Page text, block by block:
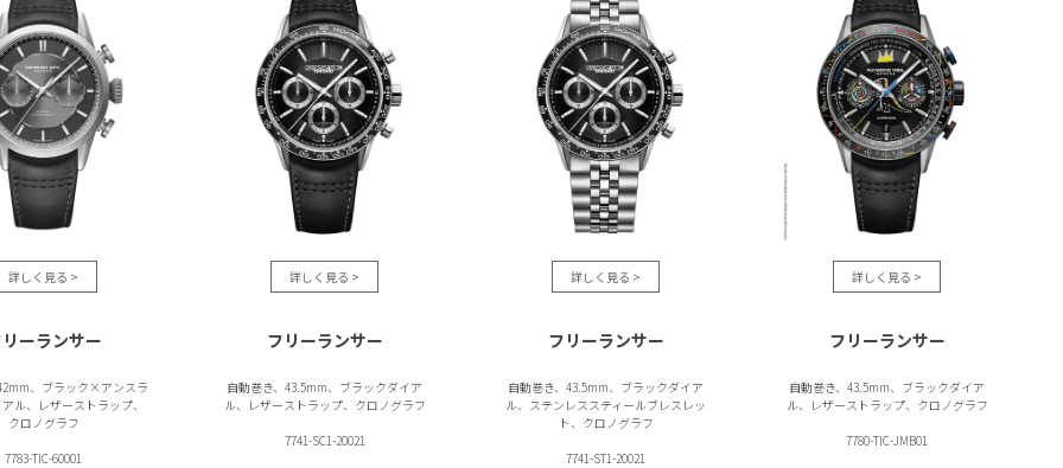
ーランサー
、ブラック×アンスラ
ル、レザーストラップ、
クロノグラフ
7783-TIC-60001
フリーランサー
自動巻き、43.5mm、ブラックダイア
ル、レザーストラップ、クロノグラフ
7741-SC1-20021
フリーランサー
自動巻き、43.5mm、ブラックダイア
ル、ステンレススティールブレスレッ
ト、クロノグラフ
7741-ST1-20021
フリーランサー
自動巻き、43.5mm、ブラックダイア
ル、レザーストラップ、クロノグラフ
7780-TIC-JMB01